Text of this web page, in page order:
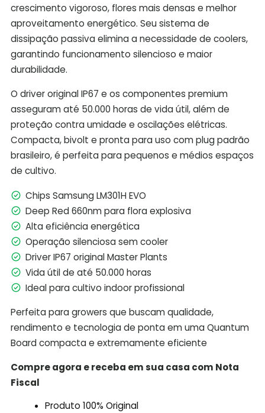
crescimento vigoroso, flores mais densas e melhor
aproveitamento energético. Seu sistema de
dissipação passiva elimina a necessidade de coolers,
garantindo funcionamento silencioso e maior
durabilidade.
O driver original IP67 e os componentes premium
asseguram até 50.000 horas de vida útil, além de
proteção contra umidade e oscilações elétricas.
Compacta, bivolt e pronta para uso com plug padrão
brasileiro, é perfeita para pequenos e médios espaços
de cultivo.
Chips Samsung LM301H EVO
Deep Red 660nm para flora explosiva
Alta eficiência energética
Operação silenciosa sem cooler
Driver IP67 original Master Plants
Vida útil de até 50.000 horas
Ideal para cultivo indoor profissional
Perfeita para growers que buscam qualidade,
rendimento e tecnologia de ponta em uma Quantum
Board compacta e extremamente eficiente
Compre agora e receba em sua casa com Nota
Fiscal
Produto 100% Original